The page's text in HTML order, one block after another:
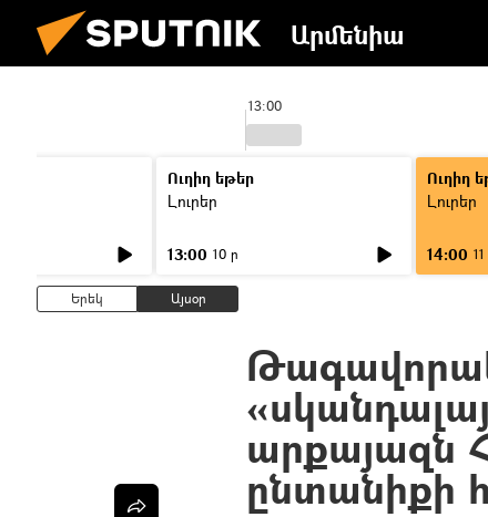
Արմենիա
13:00
Ուղիղ եթեր
Լուրեր
13:00 10 ր
Ուղիղ
Լուրեր
14:00
Երեկ Այսօր
արքայազն
ընտանիքի